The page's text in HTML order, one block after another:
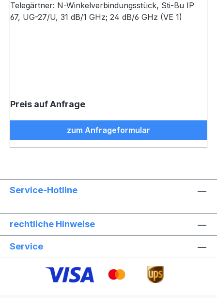
Telegärtner: N-Winkelverbindungsstück, Sti-Bu IP
67, UG-27/U, 31 dB/1 GHz; 24 dB/6 GHz (VE 1)
Preis auf Anfrage
zum Anfrageformular
Service-Hotline
rechtliche Hinweise
Service